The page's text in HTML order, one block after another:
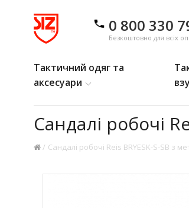
0 800 330
Безкоштовно для всіх
Тактичний одяг та
аксесуари
Сандалі робочі
Сандалі робочі Reis BRYESK-S-SB з